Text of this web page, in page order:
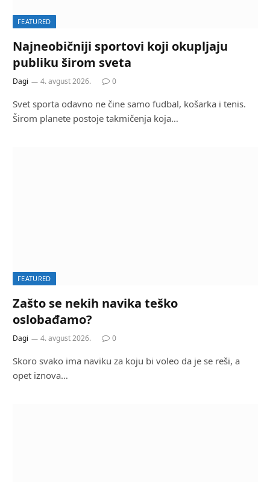
FEATURED
Najneobičniji sportovi koji okupljaju
publiku širom sveta
Dagi 4. avgust 2026. 0
Svet sporta odavno ne čine samo fudbal, košarka i tenis.
Širom planete postoje takmičenja koja…
FEATURED
Zašto se nekih navika teško
oslobađamo?
Dagi 4. avgust 2026. 0
Skoro svako ima naviku za koju bi voleo da je se reši, a
opet iznova…